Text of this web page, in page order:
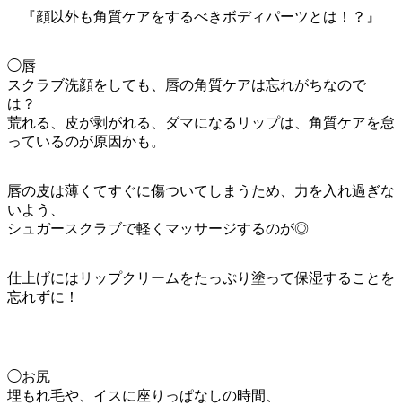
『顔以外も角質ケアをするべきボディパーツとは！？』
◯唇
スクラブ洗顔をしても、唇の角質ケアは忘れがちなので
は？
荒れる、皮が剥がれる、ダマになるリップは、角質ケアを怠
っているのが原因かも。
唇の皮は薄くてすぐに傷ついてしまうため、力を入れ過ぎな
いよう、
シュガースクラブで軽くマッサージするのが◎
仕上げにはリップクリームをたっぷり塗って保湿することを
忘れずに！
◯お尻
埋もれ毛や、イスに座りっぱなしの時間、